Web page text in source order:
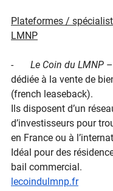
Plateformes /
LMNP
- Le Coin du LMNP
dédiée à la vente de
(french leaseback).
Ils disposent d’un
d’investisseurs pour
en France ou à
Idéal pour des
bail commercial.
lecoindulmnp.fr